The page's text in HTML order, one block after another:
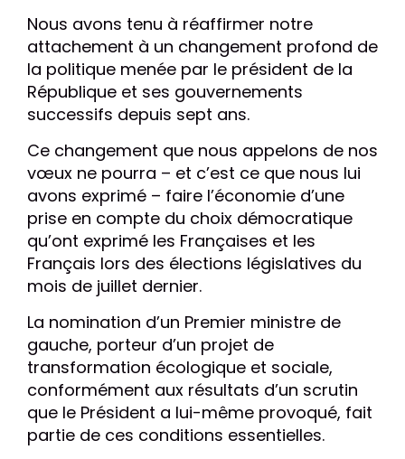
Nous avons tenu à réaffirmer notre
attachement à un changement profond de
la politique menée par le président de la
République et ses gouvernements
successifs depuis sept ans.
Ce changement que nous appelons de nos
vœux ne pourra – et c’est ce que nous lui
avons exprimé – faire l’économie d’une
prise en compte du choix démocratique
qu’ont exprimé les Françaises et les
Français lors des élections législatives du
mois de juillet dernier.
La nomination d’un Premier ministre de
gauche, porteur d’un projet de
transformation écologique et sociale,
conformément aux résultats d’un scrutin
que le Président a lui-même provoqué, fait
partie de ces conditions essentielles.